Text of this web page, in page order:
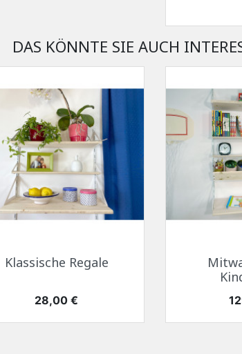
DAS KÖNNTE SIE AUCH
Schnellansicht
Klassische Regale
Preis
28,00 €
